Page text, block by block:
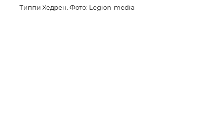
Типпи Хедрен. Фото: Legion-media